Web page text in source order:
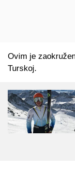
Ovim je
Turskoj.